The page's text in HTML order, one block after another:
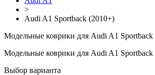
>
Audi A1 Sportback (2010+)
Модельные коврики для Audi A1 Sportback
Модельные коврики для Audi A1 Sportback
Выбор варианта